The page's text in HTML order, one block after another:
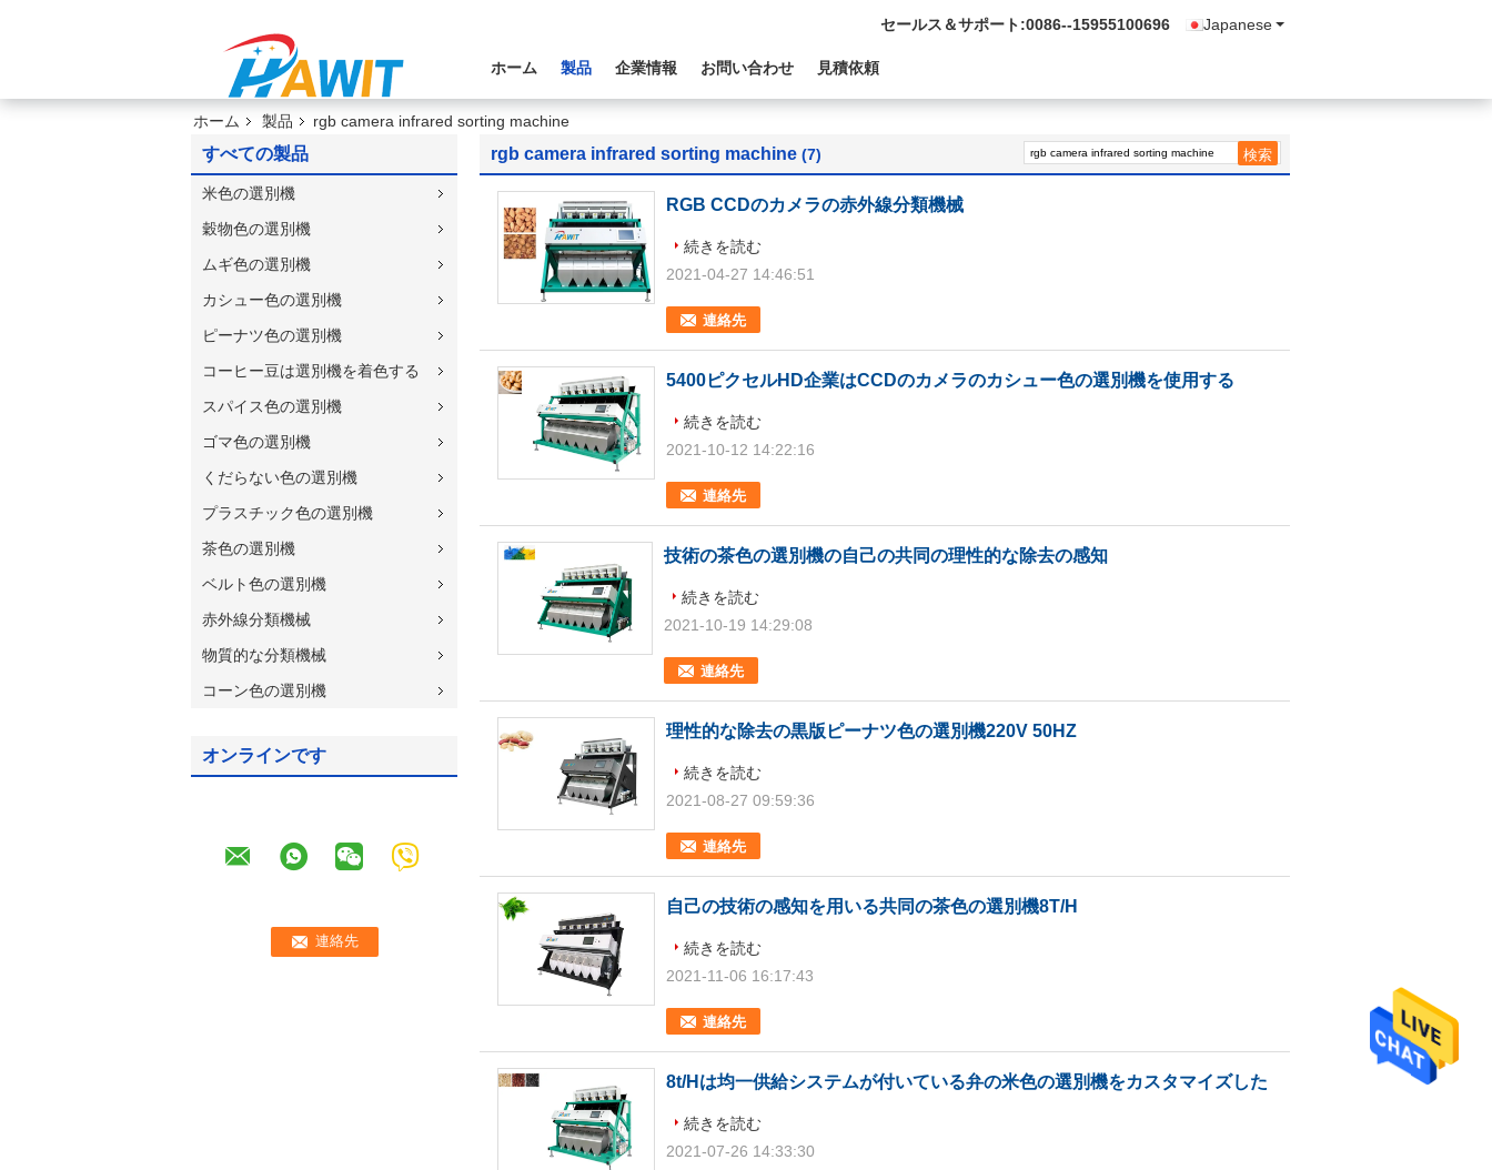
Japanese
セールス＆サポート:0086--15955100696
ホーム 製品 企業情報 お問い合わせ 見積依頼
ホーム 製品 rgb camera infrared sorting machine
すべての製品
米色の選別機
穀物色の選別機
ムギ色の選別機
カシュー色の選別機
ピーナツ色の選別機
コーヒー豆は選別機を着色する
スパイス色の選別機
ゴマ色の選別機
くだらない色の選別機
プラスチック色の選別機
茶色の選別機
ベルト色の選別機
赤外線分類機械
物質的な分類機械
コーン色の選別機
オンラインです
rgb camera infrared sorting machine (7)
RGB CCDのカメラの赤外線分類機械
連絡先
続きを読む
2021-04-27 14:46:51
5400ピクセルHD企業はCCDのカメラのカシュー色の選別機を使用する
連絡先
続きを読む
2021-10-12 14:22:16
技術の茶色の選別機の自己の共同の理性的な除去の感知
連絡先
続きを読む
2021-10-19 14:29:08
理性的な除去の黒版ピーナツ色の選別機220V 50HZ
連絡先
続きを読む
2021-08-27 09:59:36
自己の技術の感知を用いる共同の茶色の選別機8T/H
連絡先
続きを読む
2021-11-06 16:17:43
8t/Hは均一供給システムが付いている弁の米色の選別機をカスタマイズした
続きを読む
2021-07-26 14:33:30